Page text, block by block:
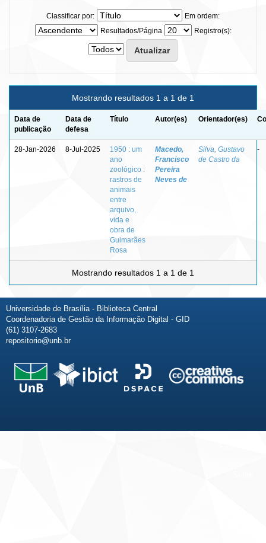
Classificar por:
Em ordem:
Resultados/Página
Registro(s):
Mostrando resultados 1 a 1 de 1
Data de
publicação
Data de
defesa
Título Autor(es) Orientador(es)
28-Jan-2026 8-Jul-2025
1950 : um
ano
zoológico :
rastros de
animais
entre
arquivo,
vida e
obra de
Guimarães
Rosa
Macedo,
Francisco
Pereira
Neves de
Silva, Gustavo
de Castro da
-
Mostrando resultados 1 a 1 de 1
Universidade de Brasília - Biblioteca Central
Coordenadoria de Gestão da Informação Digital - GID
(61) 3107-2683
repositorio@unb.br